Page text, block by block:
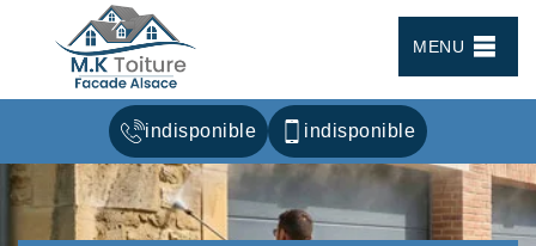
MENU
indisponible indisponible